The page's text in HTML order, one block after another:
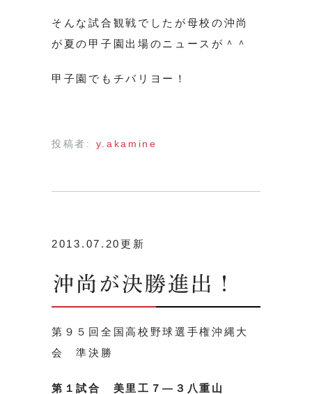
そんな試合観戦でしたが母校の沖尚
が夏の甲子園出場のニュースが＾＾
甲子園でもチバリヨー！
投稿者: y.akamine
2013.07.20更新
沖尚が決勝進出！
第９５回全国高校野球選手権沖縄大
会 準決勝
第１試合 美里工７―３八重山